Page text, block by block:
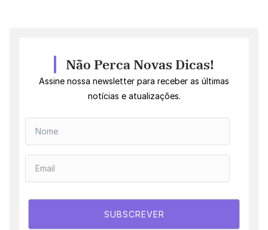
Não Perca Novas Dicas!
Assine nossa newsletter para receber as últimas
notícias e atualizações.
SUBSCREVER